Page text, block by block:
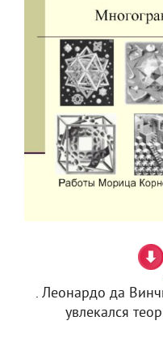
. Леонардо да
увлекался